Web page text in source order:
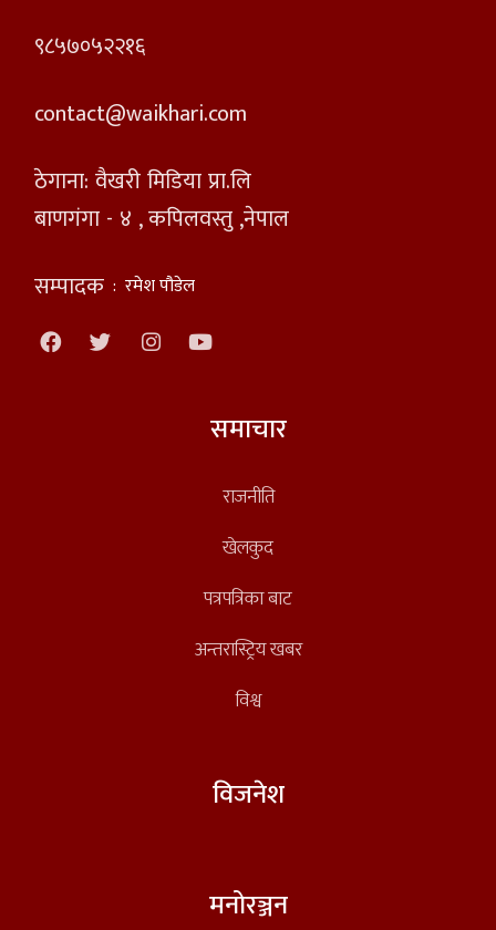
९८५७०५२२१६
contact@waikhari.com
ठेगाना: वैखरी मिडिया प्रा.लि
बाणगंगा - ४ , कपिलवस्तु ,नेपाल
सम्पादक : रमेश पौडेल
समाचार
राजनीति
खेलकुद
पत्रपत्रिका बाट
अन्तरास्ट्रिय खबर
विश्व
विजनेश
मनोरञ्जन